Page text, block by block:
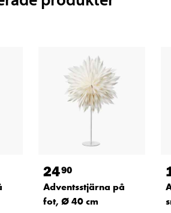
2490
Adventsstjärna på
fot, Ø 40 cm